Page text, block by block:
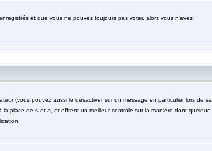
et que vous ne pouvez toujours pas voter, alors vous n'avez
(vous pouvez aussi le désactiver sur un message en particulier lors de sa
place de < et >, et offrent un meilleur contrôle sur la manière dont quelque